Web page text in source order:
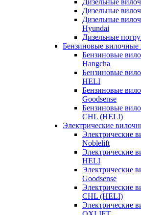
Дизельные
Дизельные
Дизельные
Hyundai
Дизельные
Бензиновые вилочные
Бензиновые
Hangcha
Бензиновые
HELI
Бензиновые
Goodsense
Бензиновые
CHL (HELI)
Электрические
Электрические
Noblelift
Электрические
HELI
Электрические
Goodsense
Электрические
CHL (HELI)
Электрические